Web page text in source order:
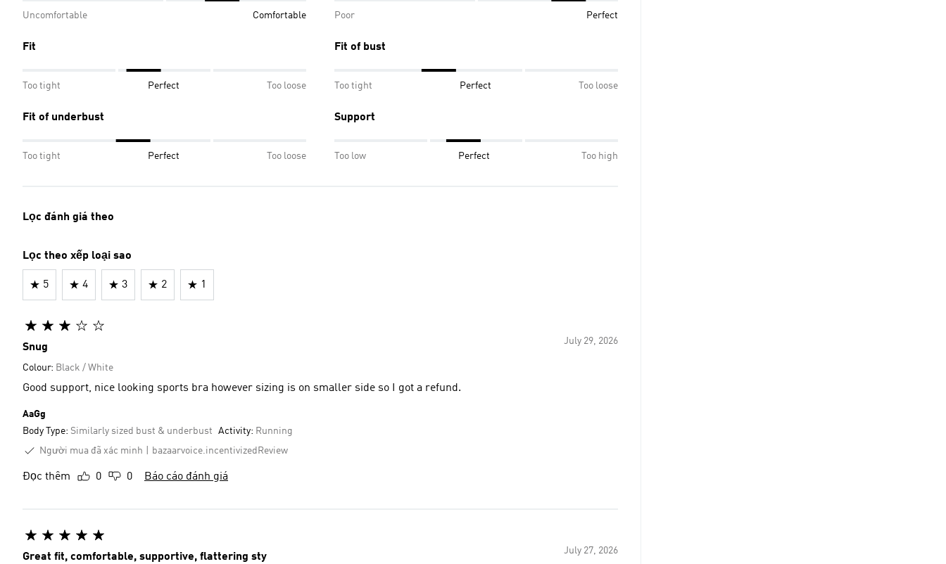
Uncomfortable Comfortable Poor Perfect
Fit
Too tight Perfect Too loose
Fit of bust
Too tight Perfect Too loose
Fit of underbust
Too tight Perfect Too loose
Support
Too low Perfect Too high
Lọc đánh giá theo
Lọc theo xếp loại sao
5 4 3 2 1
July 29, 2026
Snug
Colour: Black / White
Good support, nice looking sports bra however sizing is on smaller side so I got a refund.
AaGg
Body Type: Similarly sized bust & underbust Activity: Running
Người mua đã xác minh
bazaarvoice.incentivizedReview
Đọc thêm 0 0 Báo cáo đánh giá
July 27, 2026
Great fit, comfortable, supportive, flattering sty